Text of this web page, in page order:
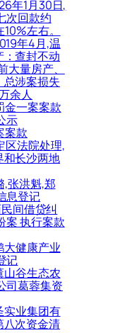
年1月30日,
次回款约
左右。
年4月,温
查封不动
量房产、
涉案损失
余人
金一案案款
示
案款
区法院处理,
和长沙两地
,张洪魁,郑
息登记
间借贷纠
案 执行案款
大健康产业
记
山谷生态农
司葛蓉集资
实业集团有
八次资金清